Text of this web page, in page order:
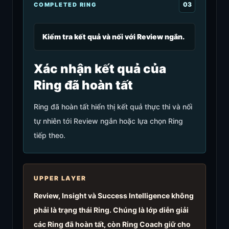
COMPLETED RING 03
Kiểm tra kết quả và nối với Review ngắn.
Xác nhận kết quả của
Ring đã hoàn tất
Ring đã hoàn tất hiển thị kết quả thực thi và nối
tự nhiên tới Review ngắn hoặc lựa chọn Ring
tiếp theo.
UPPER LAYER
Review, Insight và Success Intelligence không
phải là trạng thái Ring. Chúng là lớp diễn giải
các Ring đã hoàn tất, còn Ring Coach giữ cho